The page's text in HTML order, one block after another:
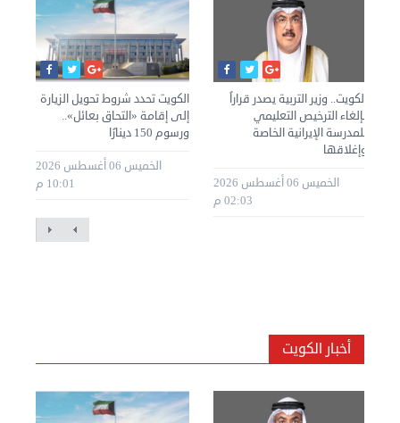
الكويت تحدد شروط تحويل الزيارة
إلى إقامة «التحاق بعائل»..
ورسوم 150 دينارًا
الخميس 06 أغسطس 2026
10:01 م
الكويت.. وزير التربية يصدر قراراً
بإلغاء الترخيص التعليمي
للمدرسة الإيرانية الخاصة
وإغلاقها
الخميس 06 أغسطس 2026
02:03 م
أخبار الكويت